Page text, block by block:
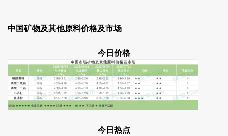
中国矿物及其他原料价格及市场
今日价格
今日热点